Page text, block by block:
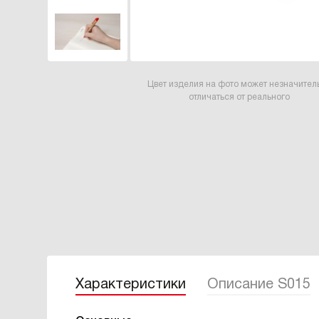
Цвет изделия на фото может
отличаться от реального
Характеристики Описание S015